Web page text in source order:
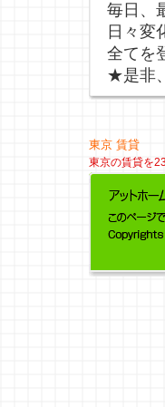
毎日、
日々変
全てを
★是非
東京 賃貸
東京の賃貸を